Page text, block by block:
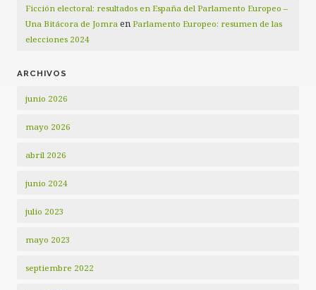
Ficción electoral: resultados en España del Parlamento Europeo –
Una Bitácora de Jomra en Parlamento Europeo: resumen de las
elecciones 2024
ARCHIVOS
junio 2026
mayo 2026
abril 2026
junio 2024
julio 2023
mayo 2023
septiembre 2022